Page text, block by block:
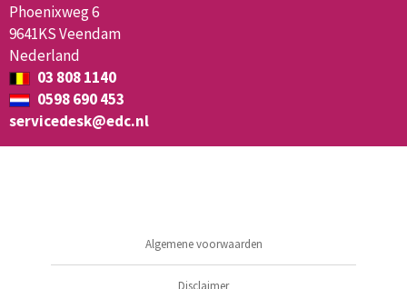
Phoenixweg 6
9641KS Veendam
Nederland
03 808 1140
0598 690 453
servicedesk@edc.nl
Algemene voorwaarden
Disclaimer